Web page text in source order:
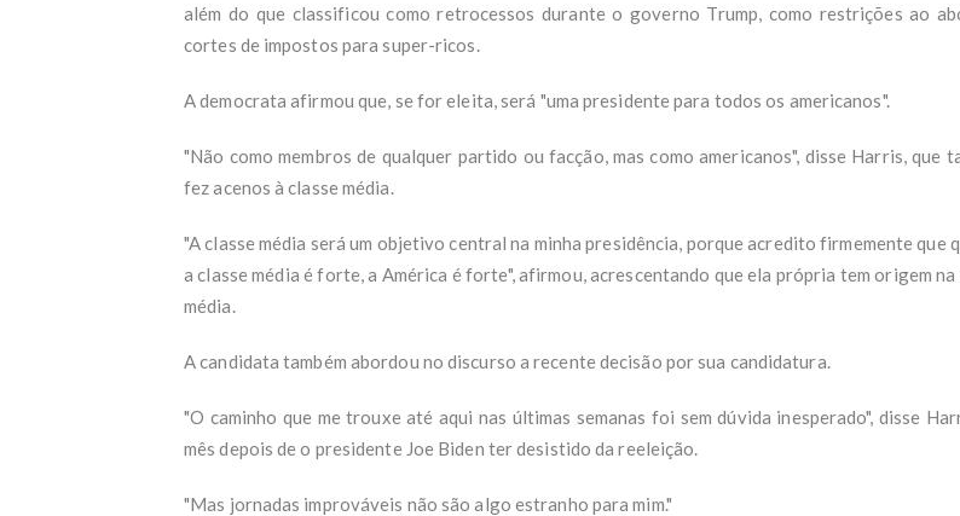
além do que classificou como retrocessos durante o governo Trump, como restrições ao
cortes de impostos para super-ricos.
A democrata afirmou que, se for eleita, será "uma presidente para todos os americanos".
"Não como membros de qualquer partido ou facção, mas como americanos", disse Harris, que
fez acenos à classe média.
"A classe média será um objetivo central na minha presidência, porque acredito firmemente que
a classe média é forte, a América é forte", afirmou, acrescentando que ela própria tem origem na
média.
A candidata também abordou no discurso a recente decisão por sua candidatura.
"O caminho que me trouxe até aqui nas últimas semanas foi sem dúvida inesperado", disse
mês depois de o presidente Joe Biden ter desistido da reeleição.
"Mas jornadas improváveis não são algo estranho para mim."